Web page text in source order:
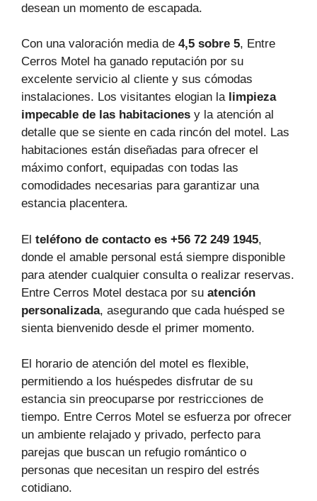
desean un momento de escapada.
Con una valoración media de 4,5 sobre 5, Entre
Cerros Motel ha ganado reputación por su
excelente servicio al cliente y sus cómodas
instalaciones. Los visitantes elogian la limpieza
impecable de las habitaciones y la atención al
detalle que se siente en cada rincón del motel. Las
habitaciones están diseñadas para ofrecer el
máximo confort, equipadas con todas las
comodidades necesarias para garantizar una
estancia placentera.
El teléfono de contacto es +56 72 249 1945,
donde el amable personal está siempre disponible
para atender cualquier consulta o realizar reservas.
Entre Cerros Motel destaca por su atención
personalizada, asegurando que cada huésped se
sienta bienvenido desde el primer momento.
El horario de atención del motel es flexible,
permitiendo a los huéspedes disfrutar de su
estancia sin preocuparse por restricciones de
tiempo. Entre Cerros Motel se esfuerza por ofrecer
un ambiente relajado y privado, perfecto para
parejas que buscan un refugio romántico o
personas que necesitan un respiro del estrés
cotidiano.